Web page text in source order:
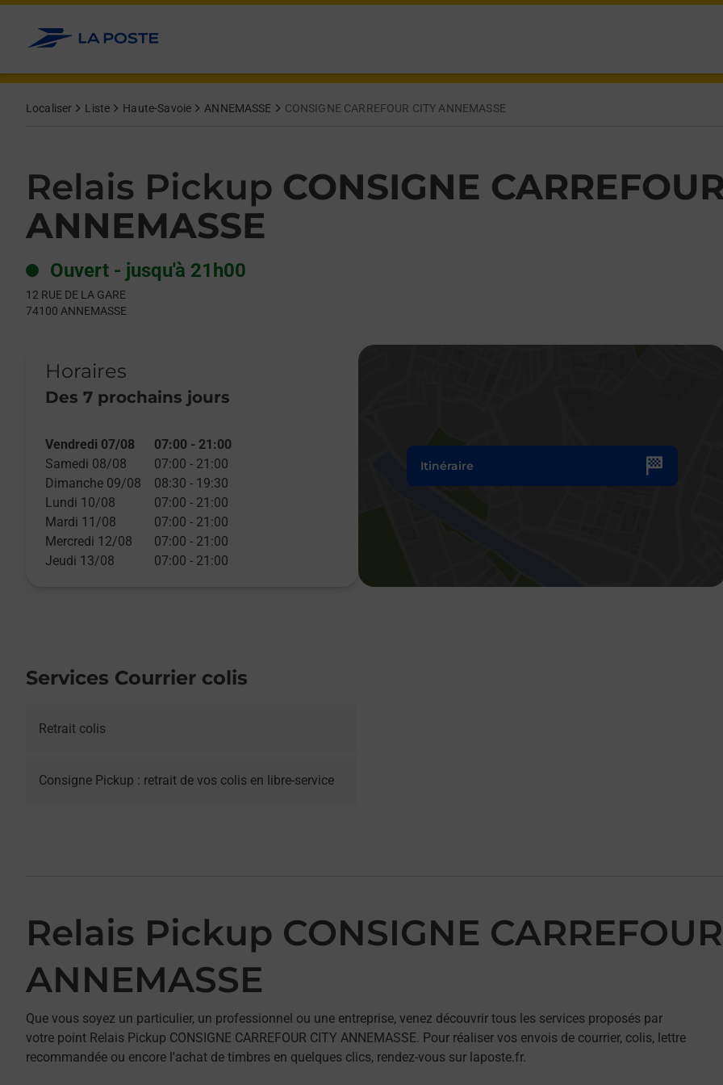
Allez au contenu
Localiser Liste Haute-Savoie ANNEMASSE CONSIGNE CARREFOUR CITY ANNEMASSE
Relais Pickup CONSIGNE
ANNEMASSE
Ouvert - jusqu'à 21h00
12 RUE DE LA GARE
74100 ANNEMASSE
Horaires
Des 7 prochains jours
Day of the WeekHours
Vendredi 07/08 07:00 - 21:00
Samedi 08/08
07:00 - 21:00
Dimanche 09/08
08:30 - 19:30
Lundi 10/08
07:00 - 21:00
Mardi 11/08
07:00 - 21:00
Mercredi 12/08
07:00 - 21:00
Jeudi 13/08
07:00 - 21:00
Itinéraire
Services Courrier colis
Retrait colis
Consigne Pickup : retrait de vos colis en libre-service
Relais Pickup CONSIGNE
ANNEMASSE
Que vous soyez un particulier, un professionnel ou une entreprise, venez découvrir tous les services proposés par
votre point Relais Pickup CONSIGNE CARREFOUR CITY ANNEMASSE. Pour réaliser vos envois de courrier, colis, lettre
recommandée ou encore l'achat de timbres en quelques clics, rendez-vous sur laposte.fr.
Get directions to Relais Pickup at 12 RUE DE LA GARE ANNEMASSE,
lien s'ouvre dans un nouvel onglet